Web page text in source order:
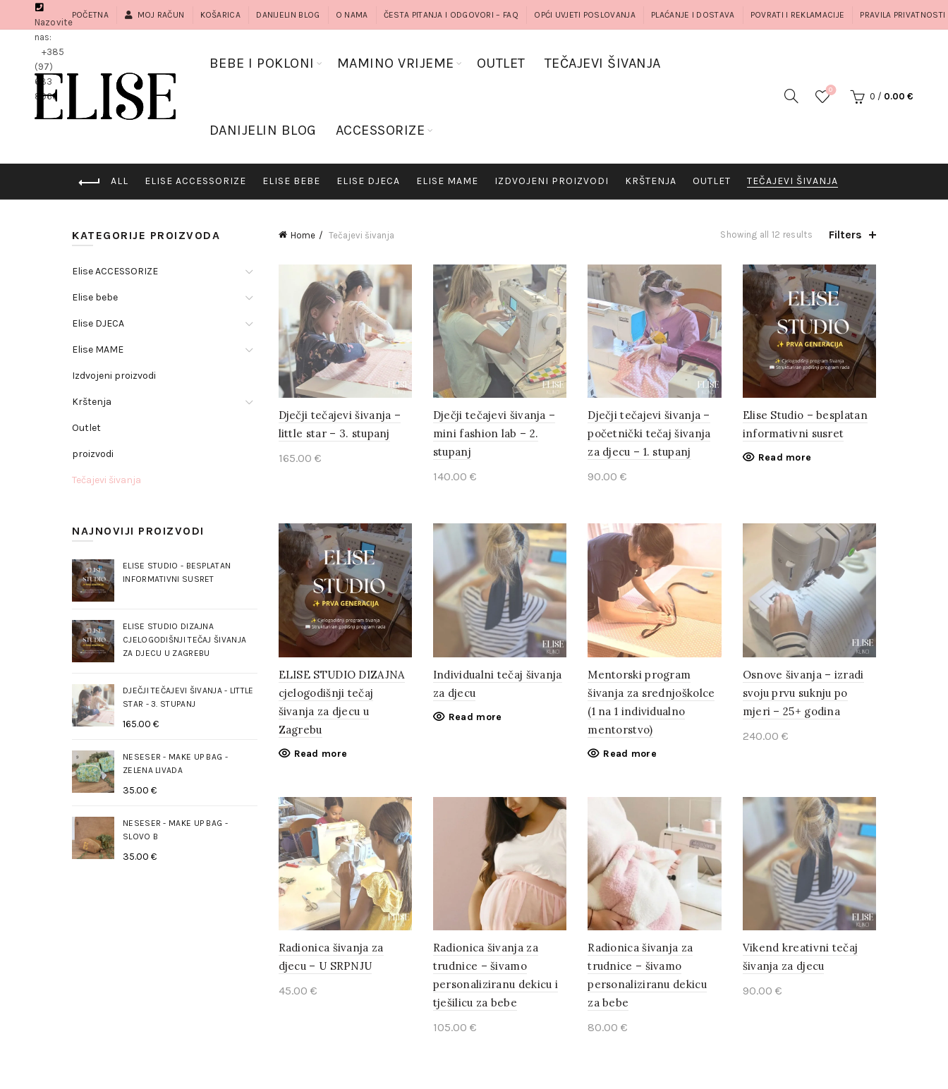
Nazovite
nas:
+385
(97)
683
8966
POČETNA MOJ RAČUN KOŠARICA DANIJELIN BLOG O NAMA ČESTA PITANJA I ODGOVORI – FAQ OPĆI UVJETI POSLOVANJA PLAĆANJE I DOSTAVA POVRATI I REKLAMACIJE PRAVILA PRIVATNOSTI
BEBE I POKLONI MAMINO VRIJEME OUTLET TEČAJEVI ŠIVANJA
DANIJELIN BLOG ACCESSORIZE
0
0 / 0.00 €
ALL ELISE ACCESSORIZE ELISE BEBE ELISE DJECA ELISE MAME IZDVOJENI PROIZVODI KRŠTENJA OUTLET TEČAJEVI ŠIVANJA
Home Tečajevi šivanja Showing all 12 results Filters
Dječji tečajevi šivanja –
little star – 3. stupanj
165.00 €
Dječji tečajevi šivanja –
mini fashion lab – 2.
stupanj
140.00 €
Dječji tečajevi šivanja –
početnički tečaj šivanja
za djecu – 1. stupanj
90.00€
Elise Studio – besplatan
informativni susret
Read more
ELISE STUDIO DIZAJNA
cjelogodišnji tečaj
šivanja za djecu u
Zagrebu
Read more
Individualni tečaj šivanja
za djecu
Read more
Mentorski program
šivanja za srednjoškolce
(1 na 1 individualno
mentorstvo)
Read more
Osnove šivanja – izradi
svoju prvu suknju po
mjeri – 25+ godina
240.00 €
Radionica šivanja za
djecu – U SRPNJU
45.00 €
Radionica šivanja za
trudnice – šivamo
personaliziranu dekicu i
tješilicu za bebe
105.00 €
Radionica šivanja za
trudnice – šivamo
personaliziranu dekicu
za bebe
80.00€
Vikend kreativni tečaj
šivanja za djecu
90.00 €
KATEGORIJE PROIZVODA
Elise ACCESSORIZE
Elise bebe
Elise DJECA
Elise MAME
Izdvojeni proizvodi
Krštenja
Outlet
proizvodi
Tečajevi šivanja
NAJNOVIJI PROIZVODI
ELISE STUDIO - BESPLATAN
INFORMATIVNI SUSRET
ELISE STUDIO DIZAJNA
CJELOGODIŠNJI TEČAJ ŠIVANJA
ZA DJECU U ZAGREBU
DJEČJI TEČAJEVI ŠIVANJA - LITTLE
STAR - 3. STUPANJ
165.00 €
NESESER - MAKE UP BAG -
ZELENA LIVADA
35.00 €
NESESER - MAKE UP BAG -
SLOVO B
35.00 €